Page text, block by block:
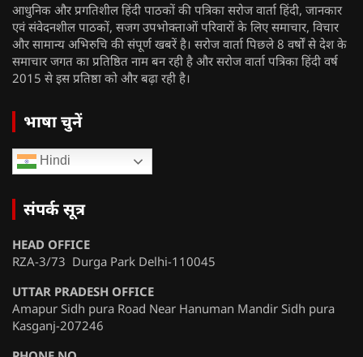
आधुनिक और प्रगतिशील हिंदी पाठकों की पत्रिका सरोज वार्ता हिंदी, जानकार
एवं संवेदनशील पाठकों, सजग उपभोक्ताओं परिवारों के लिए समाचार, विचार
और सामान्य अभिरुचि की संपूर्ण खबरें है। सरोज वार्ता पिछले 8 वर्षों से देश के
समाचार जगत का प्रतिष्ठित नाम बन रही है और सरोज वार्ता पत्रिका हिंदी वर्ष
2015 से इस प्रतिष्ठा को और बढ़ा रही है।
भाषा चुनें
Hindi
संपर्क सूत्र
HEAD OFFICE
RZA-3/73 Durga Park Delhi-110045
UTTAR PRADESH OFFICE
Amapur Sidh pura Road Near Hanuman Mandir Sidh pura
Kasganj-207246